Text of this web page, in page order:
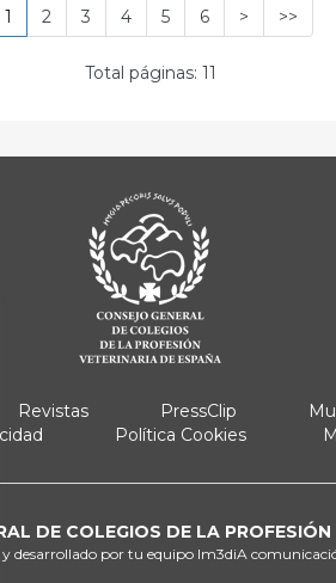
1 2 3 4 5 6 > >>
Total páginas: 11
Revistas PressClip
Política Cookies
DE COLEGIOS DE LA PROFESIÓN
y desarrollado por tu equipo Im3diA